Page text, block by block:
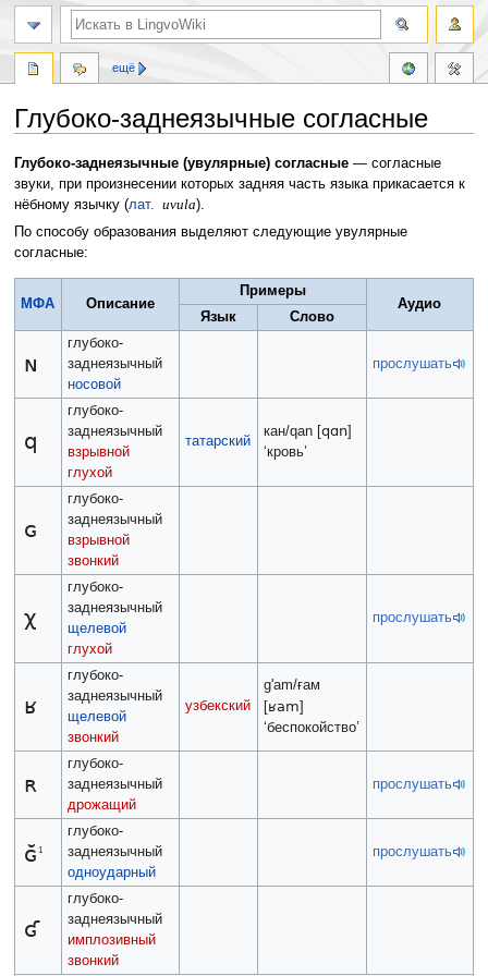
Глубоко-заднеязычные согласные
Перейти
к
навигации
Перейти
к
поиску
Глубоко-заднеязычные (увулярные) согласные— согласные
звуки, при произнесении которых задняя часть языка прикасается к
нёбному язычку (лат. uvula).
По способу образования выделяют следующие увулярные
согласные:
МФА Описание
Примеры
Аудио
Язык
Слово
ɴ
глубоко-
заднеязычный
носовой
прослушать
q
глубоко-
заднеязычный
взрывной
глухой
татарский
кан/qan [qɑn]
‘кровь’
ɢ
глубоко-
заднеязычный
взрывной
звонкий
χ
глубоко-
заднеязычный
щелевой
глухой
прослушать
ʁ
глубоко-
заднеязычный
щелевой
звонкий
узбекский
g'am/ғам
[ʁam]
‘беспокойство’
ʀ
глубоко-
заднеязычный
дрожащий
прослушать
ɢ̆ 1
глубоко-
заднеязычный
одноударный
прослушать
ʛ
глубоко-
заднеязычный
имплозивный
звонкий
ещё